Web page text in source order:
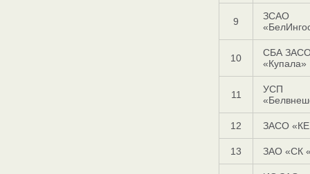
9
ЗСАО
10
СБА
11
УСП
12 ЗАСО
13 ЗАО «СК